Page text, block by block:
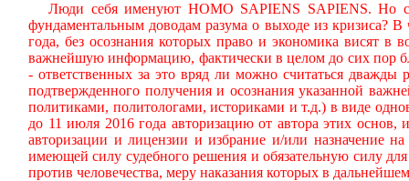
Люди себя именуют HOMO SAPIENS SAPIENS. Но
фундаментальным доводам разума о выходе из кризиса?
года, без осознания которых право и экономика висят в
важнейшую информацию, фактически в целом до сих пор
- ответственных за это вряд ли можно считаться
подтвержденного получения и осознания указанной
политиками, политологами, историками и т.д.) в виде
до 11 июля 2016 года авторизацию от автора этих
авторизации и лицензии и избрание и/или назначение
имеющей силу судебного решения и обязательную силу
против человечества, меру наказания которых в